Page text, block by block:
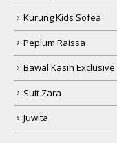
Kurung Kids Sofea
Peplum Raissa
Bawal Kasih Exclusive
Suit Zara
Juwita